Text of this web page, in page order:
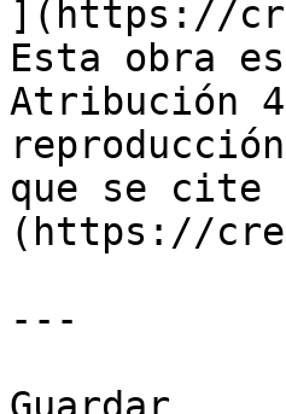
](https://
Esta obra
Atribución
que se
(https://
---